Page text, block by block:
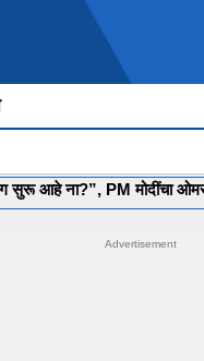
PM मोदींचा ओमराजेंना खास